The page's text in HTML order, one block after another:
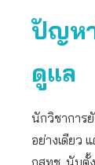
ปัญห
ดูแล
นักวิชาการ
อย่างเดียว
กสทช. นับตั้